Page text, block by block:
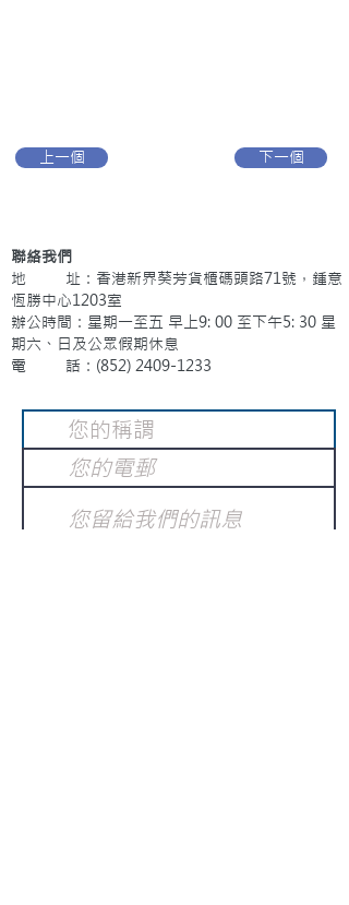
上一個 下一個
聯絡我們
地 址：香港新界葵芳貨櫃碼頭路71號，鍾意
恆勝中心1203室
辦公時間：星期一至五 早上9: 00 至下午5: 30 星
期六、日及公眾假期休息
電 話：(852) 2409-1233